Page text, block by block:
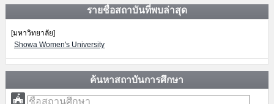
รายชื่อสถาบันที่พบล่าสุด
[มหาวิทยาลัย]
Showa Women's University
ค้นหาสถาบันการศึกษา